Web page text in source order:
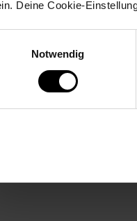
Deine Cookie-
Notwendig
Sek., 5 Fotos/Sek., 10
(austauschbar)